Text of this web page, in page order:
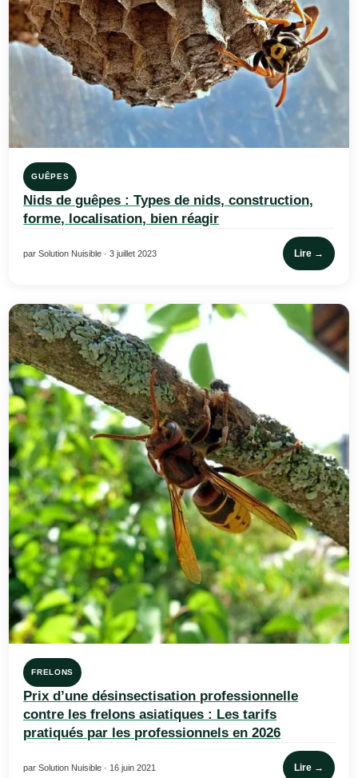
GUÊPES
Nids de guêpes : Types de nids, construction,
forme, localisation, bien réagir
par Solution Nuisible · 3 juillet 2023 Lire →
FRELONS
Prix d’une désinsectisation professionnelle
contre les frelons asiatiques : Les tarifs
pratiqués par les professionnels en 2026
par Solution Nuisible · 16 juin 2021 Lire →